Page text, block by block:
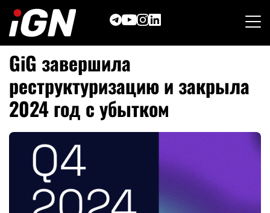
content
GiG завершила
реструктуризацию и закрыла
2024 год с убытком